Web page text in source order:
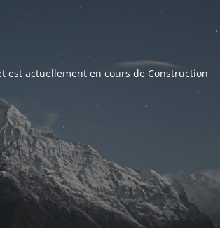
est actuellement en cours de Construction